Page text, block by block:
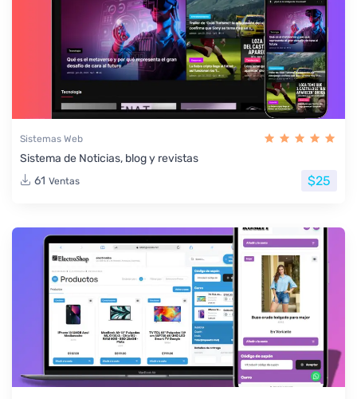
Sistemas Web
Sistema de Noticias, blog y revistas
61 Ventas $25